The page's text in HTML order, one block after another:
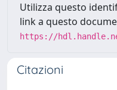
Utilizza questo
link a questo
https://
Citazioni